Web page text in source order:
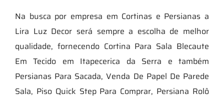
Na busca por empresa em Cortinas e Persianas a
Lira Luz Decor será sempre a escolha de melhor
qualidade, fornecendo Cortina Para Sala Blecaute
Em Tecido em Itapecerica da Serra e também
Persianas Para Sacada, Venda De Papel De Parede
Sala, Piso Quick Step Para Comprar, Persiana Rolô